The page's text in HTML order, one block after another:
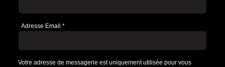
Adresse Email *
Votre adresse de messagerie est uniquement utilisée pour vous